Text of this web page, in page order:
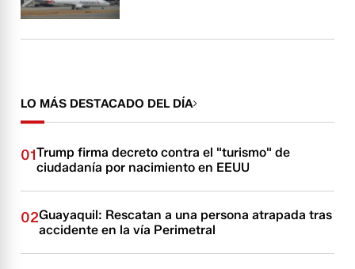
LO MÁS DESTACADO DEL DÍA
01Trump firma decreto contra el "turismo" de
ciudadanía por nacimiento en EEUU
02Guayaquil: Rescatan a una persona atrapada tras
accidente en la vía Perimetral